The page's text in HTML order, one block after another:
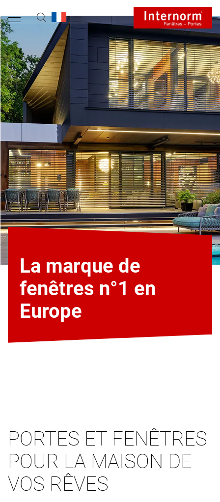
La marque de
fenêtres n°1 en
Europe
PORTES ET FENÊTRES
POUR LA MAISON DE
VOS RÊVES